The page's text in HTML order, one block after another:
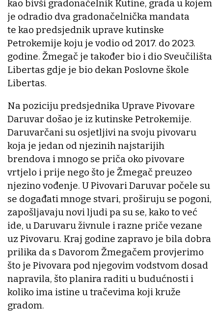
kao bivši gradonačelnik Kutine, grada u kojem
je odradio dva gradonačelnička mandata
te kao predsjednik uprave kutinske
Petrokemije koju je vodio od 2017. do 2023.
godine. Žmegač je također bio i dio Sveučilišta
Libertas gdje je bio dekan Poslovne škole
Libertas.
Na poziciju predsjednika Uprave Pivovare
Daruvar došao je iz kutinske Petrokemije.
Daruvarčani su osjetljivi na svoju pivovaru
koja je jedan od njezinih najstarijih
brendova i mnogo se priča oko pivovare
vrtjelo i prije nego što je Žmegač preuzeo
njezino vođenje. U Pivovari Daruvar počele su
se događati mnoge stvari, proširuju se pogoni,
zapošljavaju novi ljudi pa su se, kako to već
ide, u Daruvaru živnule i razne priče vezane
uz Pivovaru. Kraj godine zapravo je bila dobra
prilika da s Davorom Žmegačem provjerimo
što je Pivovara pod njegovim vodstvom dosad
napravila, što planira raditi u budućnosti i
koliko ima istine u tračevima koji kruže
gradom.